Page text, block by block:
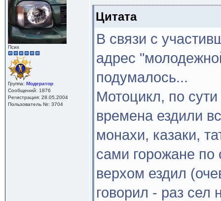
Псих
Группа: Модератор
Сообщений: 1876
Регистрация: 28.05.2004
Пользователь №: 3704
Цитата
В связи с
адрес
подумалось...
Мотоцикл, по
времена ездили
монахи, казаки,
сами горожане по
верхом ездил
говорил - раз сел